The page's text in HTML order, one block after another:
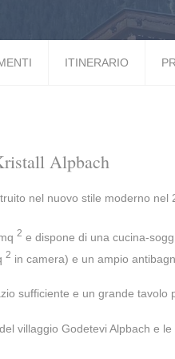
ITINERARIO
Alpbach
nel nuovo stile moderno nel
2 e dispone di una cucina-
2 in camera) e un ampio
sufficiente e un grande tavolo
villaggio Godetevi Alpbach e